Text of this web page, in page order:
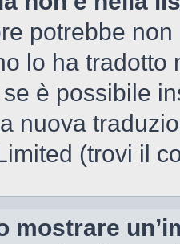
potrebbe
lo ha
è possibile
nuova
(trovi il
mostrare